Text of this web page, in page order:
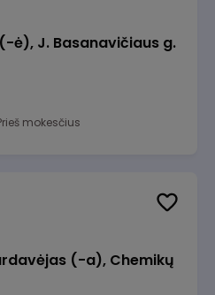
ė), J. Basanavičiaus g.
mokesčius
(-a), Chemikų